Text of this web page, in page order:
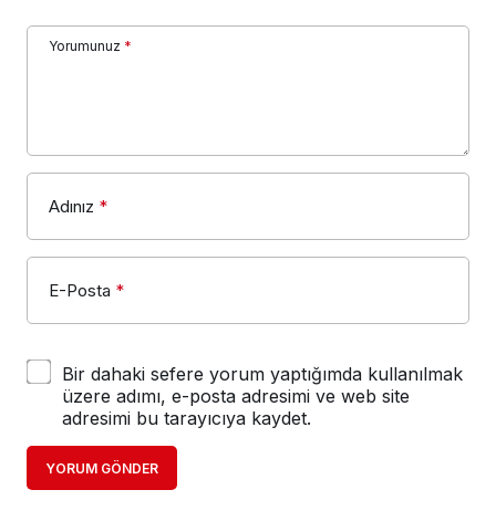
Yorumunuz *
Adınız *
E-Posta *
Bir dahaki sefere yorum yaptığımda kullanılmak
üzere adımı, e-posta adresimi ve web site
adresimi bu tarayıcıya kaydet.
YORUM GÖNDER